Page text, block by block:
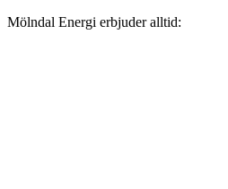
Mölndal Energi erbjuder alltid: